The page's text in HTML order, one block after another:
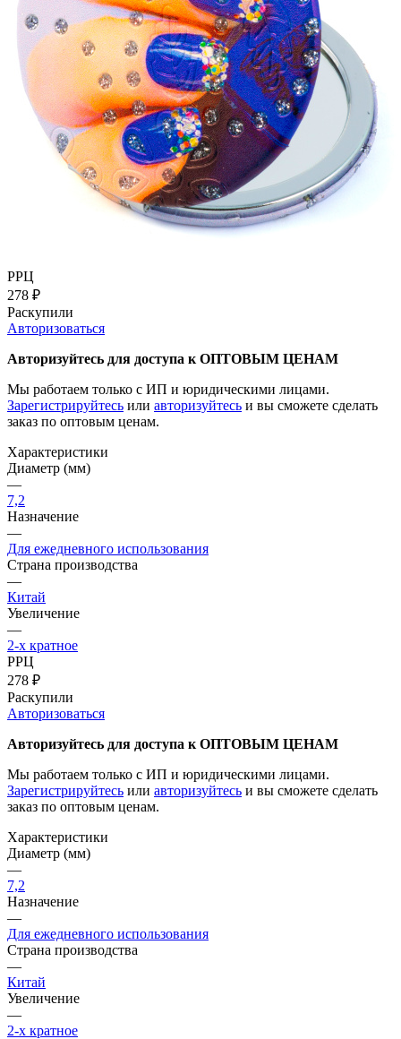
РРЦ
278 ₽
Раскупили
Авторизоваться
Авторизуйтесь для доступа к ОПТОВЫМ ЦЕНАМ
Мы работаем только с ИП и юридическими лицами.
Зарегистрируйтесь или авторизуйтесь и вы сможете сделать
заказ по оптовым ценам.
Характеристики
Диаметр (мм)
—
7,2
Назначение
—
Для ежедневного использования
Страна производства
—
Китай
Увеличение
—
2-х кратное
РРЦ
278 ₽
Раскупили
Авторизоваться
Авторизуйтесь для доступа к ОПТОВЫМ ЦЕНАМ
Мы работаем только с ИП и юридическими лицами.
Зарегистрируйтесь или авторизуйтесь и вы сможете сделать
заказ по оптовым ценам.
Характеристики
Диаметр (мм)
—
7,2
Назначение
—
Для ежедневного использования
Страна производства
—
Китай
Увеличение
—
2-х кратное